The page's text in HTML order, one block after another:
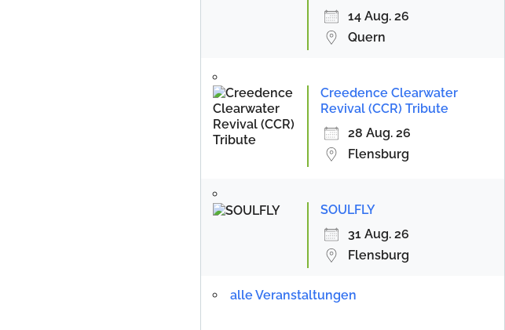
14 Aug. 26
Quern
Creedence Clearwater
Revival (CCR) Tribute
28 Aug. 26
Flensburg
SOULFLY
31 Aug. 26
Flensburg
alle Veranstaltungen